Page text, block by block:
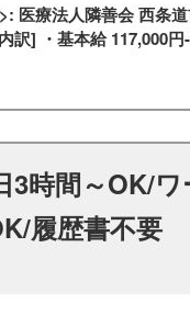
医療法人隣善会 西
訳] ・基本給 117,000
3時間～OK/
履歴書不要